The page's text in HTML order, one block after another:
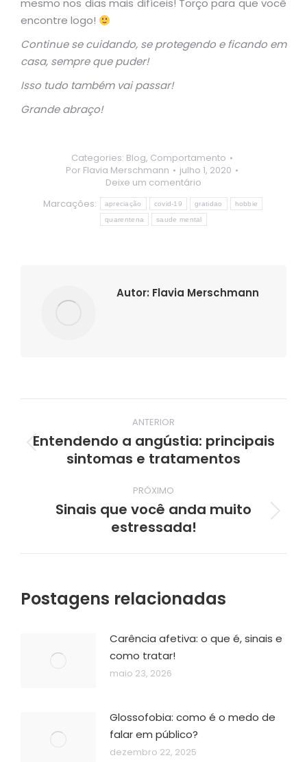
mesmo nos dias mais difíceis! Torço para que você
encontre logo!
Continue se cuidando, se protegendo e ficando em
casa, sempre que puder!
Isso tudo também vai passar!
Grande abraço!
Categories: Blog, Comportamento
Por Flavia Merschmann
julho 1, 2020
Deixe um comentário
Marcações:
apreciação covid-19 gratidao hobbie
quarentena saude mental
Autor: Flavia Merschmann
Navegação
de
post:
ANTERIOR
Post
anterior:
Entendendo a angústia: principais
sintomas e tratamentos
PRÓXIMO
Próximo
post:
Sinais que você anda muito
estressada!
Postagens relacionadas
Carência afetiva: o que é, sinais e
como tratar!
maio 23, 2026
Glossofobia: como é o medo de
falar em público?
dezembro 22, 2025